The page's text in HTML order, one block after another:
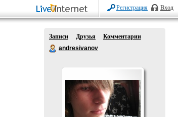
Регистрация Вход
Записи Друзья
Комментарии
andresivanov